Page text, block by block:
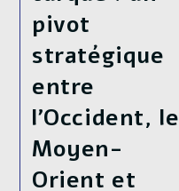
pivot
stratégique
entre
l’Occident, le
Moyen-
Orient et